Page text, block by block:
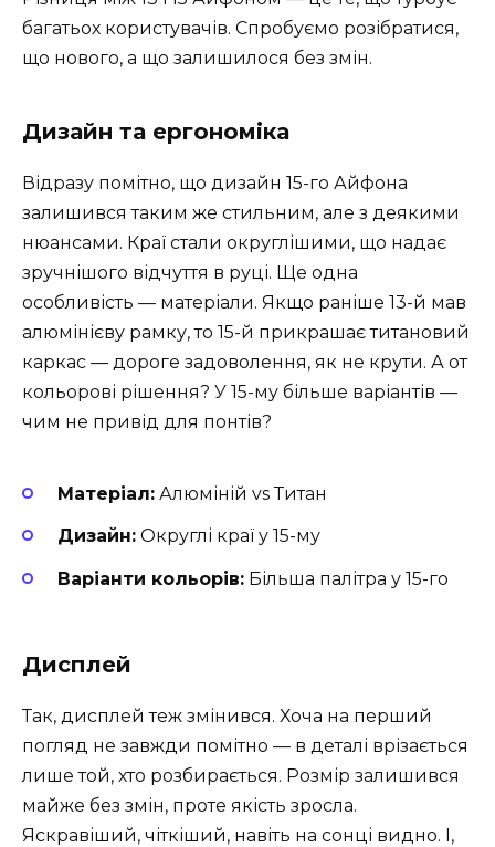
багатьох користувачів. Спробуємо розібратися,
що нового, а що залишилося без змін.
Дизайн та ергономіка
Відразу помітно, що дизайн 15-го Айфона
залишився таким же стильним, але з деякими
нюансами. Краї стали округлішими, що надає
зручнішого відчуття в руці. Ще одна
особливість — матеріали. Якщо раніше 13-й мав
алюмінієву рамку, то 15-й прикрашає титановий
каркас — дороге задоволення, як не крути. А от
кольорові рішення? У 15-му більше варіантів —
чим не привід для понтів?
Матеріал: Алюміній vs Титан
Дизайн: Округлі краї у 15-му
Варіанти кольорів: Більша палітра у 15-го
Дисплей
Так, дисплей теж змінився. Хоча на перший
погляд не завжди помітно — в деталі врізається
лише той, хто розбирається. Розмір залишився
майже без змін, проте якість зросла.
Яскравіший, чіткіший, навіть на сонці видно. І,